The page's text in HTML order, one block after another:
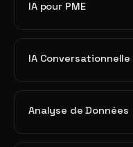
IA pour PME
IA Conversationnelle
Analyse de Données